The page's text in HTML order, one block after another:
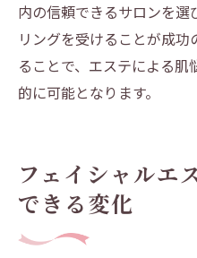
内の信頼できるサロンを
リングを受けることが成
ることで、エステによる
的に可能となります。
フェイシャルエ
できる変化